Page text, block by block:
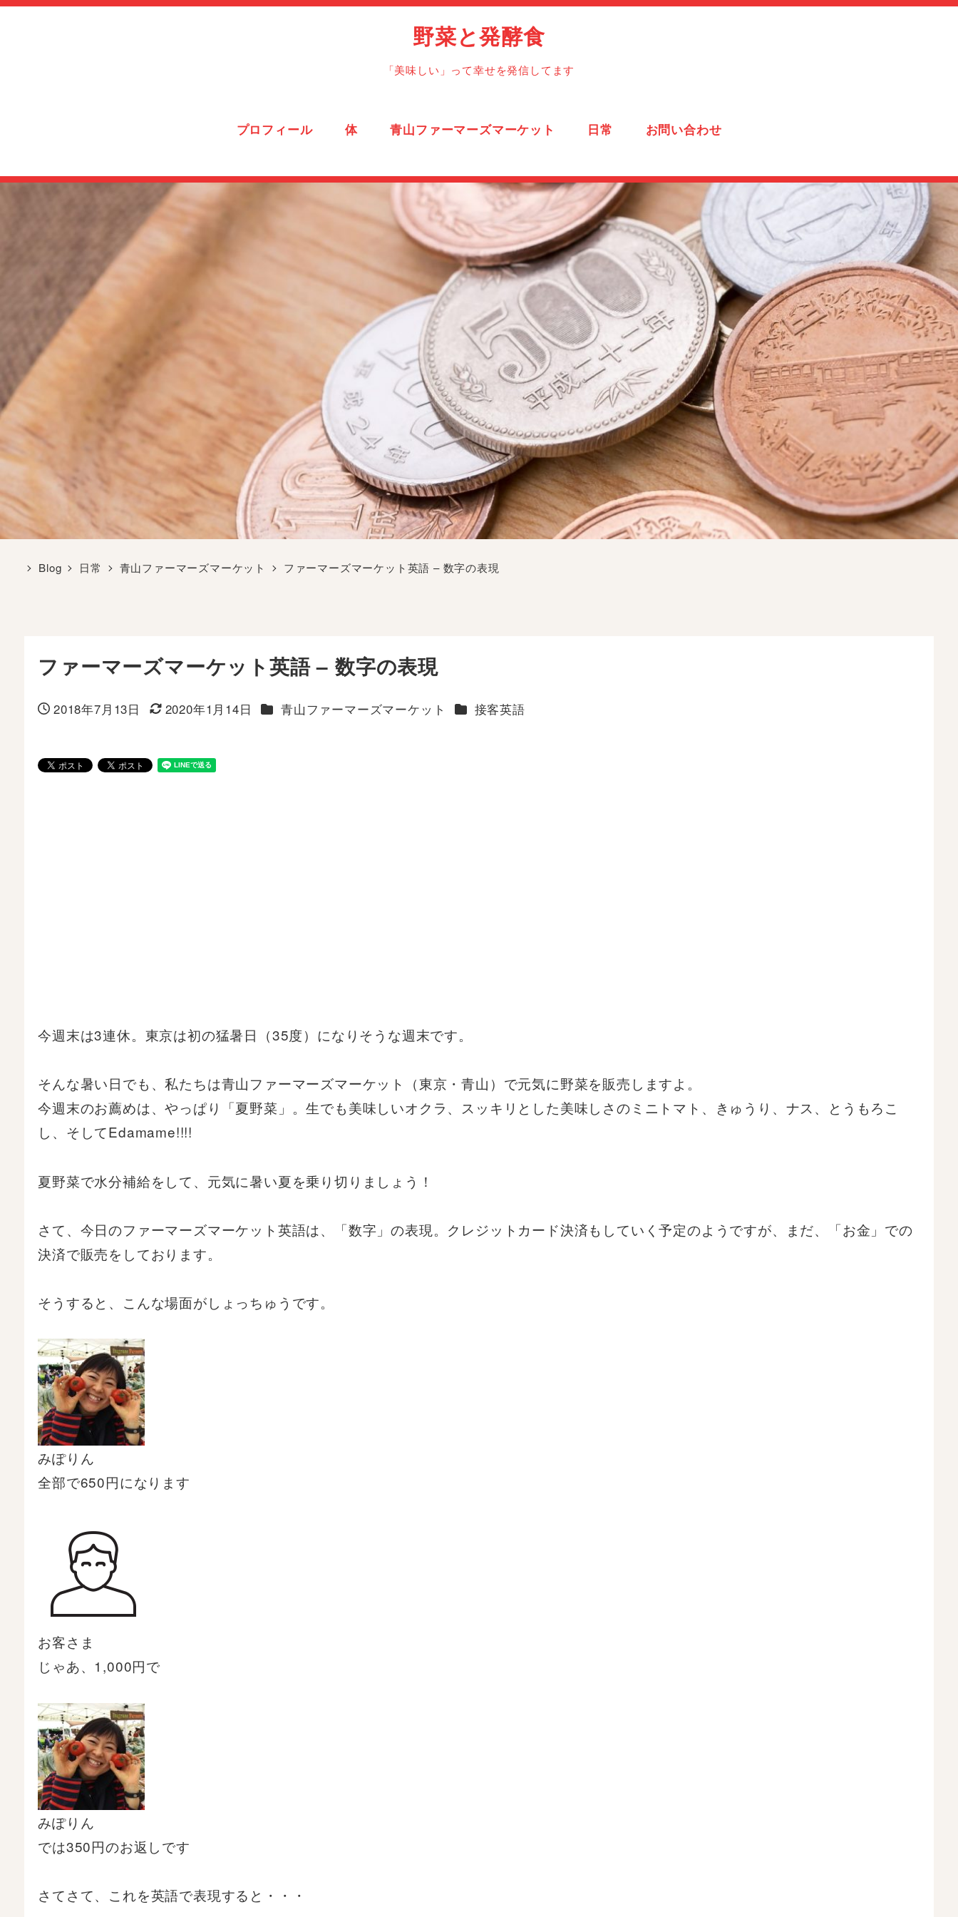
野菜と発酵食
「美味しい」って幸せを発信してます
プロフィール 体 青山ファーマーズマーケット 日常 お問い合わせ
Blog 日常 青山ファーマーズマーケット ファーマーズマーケット英語 – 数字の表現
ファーマーズマーケット英語 – 数字の表現
投稿日
2018年7月13日
更新日
2020年1月14日 カテゴリー
青山ファーマーズマーケット カテゴリー
接客英語
今週末は3連休。東京は初の猛暑日（35度）になりそうな週末です。
そんな暑い日でも、私たちは青山ファーマーズマーケット（東京・青山）で元気に野菜を販売しますよ。
今週末のお薦めは、やっぱり「夏野菜」。生でも美味しいオクラ、スッキリとした美味しさのミニトマト、きゅうり、ナス、とうもろこ
し、そしてEdamame!!!!
夏野菜で水分補給をして、元気に暑い夏を乗り切りましょう！
さて、今日のファーマーズマーケット英語は、「数字」の表現。クレジットカード決済もしていく予定のようですが、まだ、「お金」での
決済で販売をしております。
そうすると、こんな場面がしょっちゅうです。
みぽりん
全部で650円になります
お客さま
じゃあ、1,000円で
みぽりん
では350円のお返しです
さてさて、これを英語で表現すると・・・